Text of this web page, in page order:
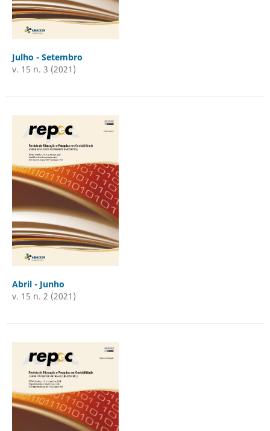
Julho - Setembro
v. 15 n. 3 (2021)
Abril - Junho
v. 15 n. 2 (2021)